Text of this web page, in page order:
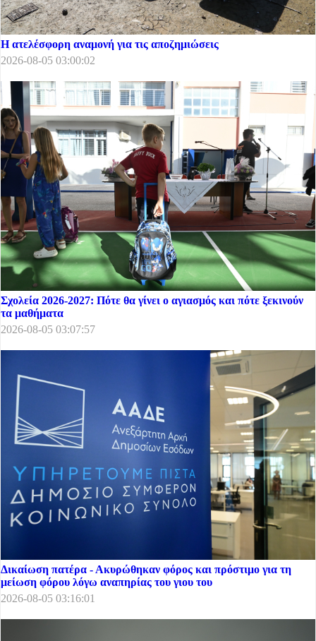
Η ατελέσφορη αναμονή για τις αποζημιώσεις
2026-08-05 03:00:02
Σχολεία 2026-2027: Πότε θα γίνει ο αγιασμός και πότε ξεκινούν
τα μαθήματα
2026-08-05 03:07:57
Δικαίωση πατέρα - Ακυρώθηκαν φόρος και πρόστιμο για τη
μείωση φόρου λόγω αναπηρίας του γιου του
2026-08-05 03:16:01